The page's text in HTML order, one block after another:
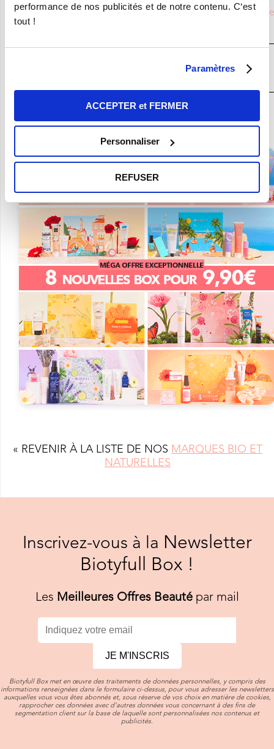
performance de nos publicités et de notre contenu. C‘est
tout !
Paramètres
ACCEPTER et FERMER
Personnaliser
REFUSER
Saviez-vous queBELLE OEMINE BIOétait partenaire
BIOTYFULL Box,
En ce moment :
Craquez pour vos 8 Nouvelles Box pour 9,90€ seulement !
« REVENIR À LA LISTE DE NOS MARQUES BIO ET
NATURELLES
Inscrivez-vous à la Newsletter
Biotyfull Box !
Les Meilleures Offres Beautépar mail
JE M'INSCRIS
Biotyfull Box met en œuvre des traitements de données personnelles, y compris des
informations renseignées dans le formulaire ci-dessus, pour vous adresser les newsletters
auxquelles vous vous êtes abonnés et, sous réserve de vos choix en matière de cookies,
rapprocher ces données avec d’autres données vous concernant à des fins de
segmentation client sur la base de laquelle sont personnalisées nos contenus et
publicités.